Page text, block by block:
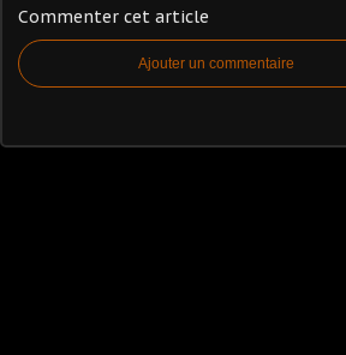
Commenter cet article
Ajouter un commentaire